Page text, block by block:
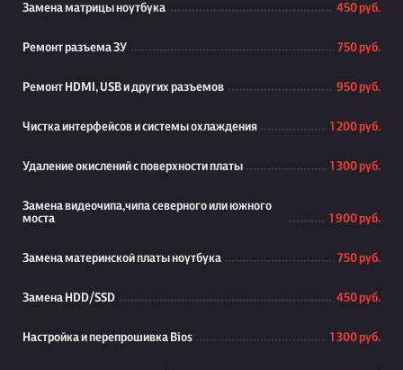
Замена матрицы ноутбука 450 руб.
Ремонт разъема ЗУ 750 руб.
Ремонт HDMI, USB и других разъемов 950 руб.
Чистка интерфейсов и системы охлаждения 1 200 руб.
Удаление окислений с поверхности платы 1 300 руб.
Замена видеочипа,чипа северного или южного
моста
1 900 руб.
Замена материнской платы ноутбука 750 руб.
Замена HDD/SSD 450 руб.
Настройка и перепрошивка Bios 1 300 руб.